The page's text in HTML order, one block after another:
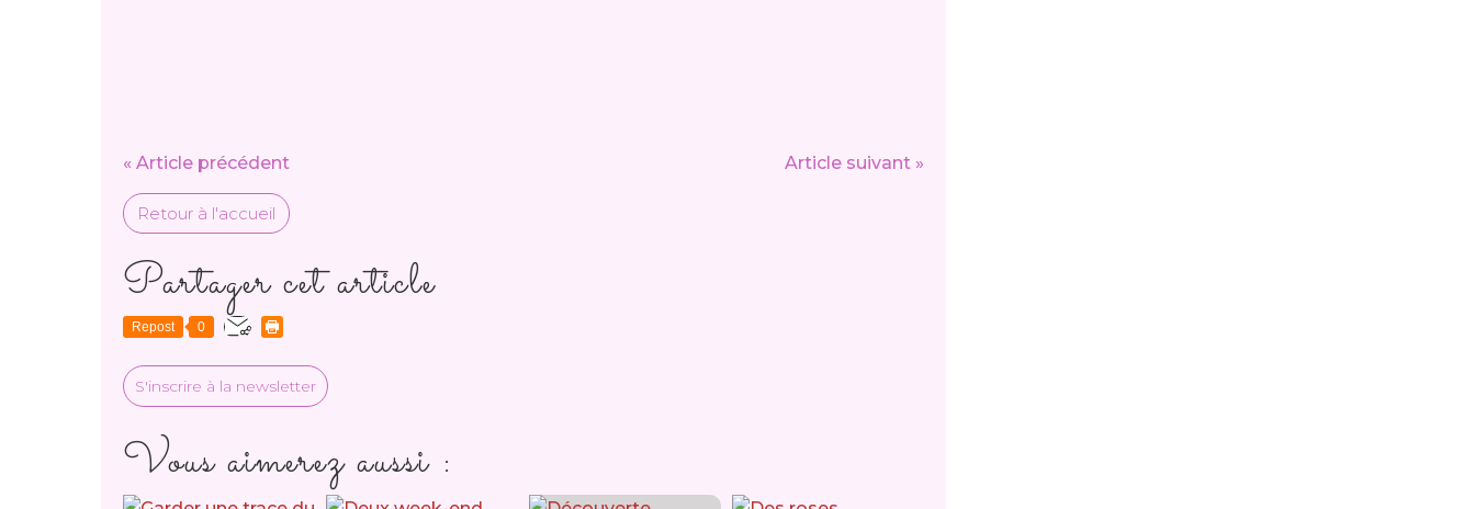
« Article précédent Article suivant »
Retour à l'accueil
Partager cet article
Repost 0
S'inscrire à la newsletter
Vous aimerez aussi :